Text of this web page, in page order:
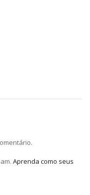
Aprenda como seus